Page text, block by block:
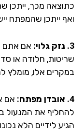
מכך, ייתכן
ייתכן שהמפתח יישבר
אם אתם
חלודה או סדקים,
אלו, מומלץ
אם
את המנעול
לידיים הלא נכונות,